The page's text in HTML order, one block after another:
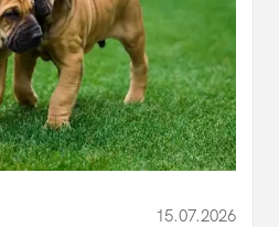
15.07.2026